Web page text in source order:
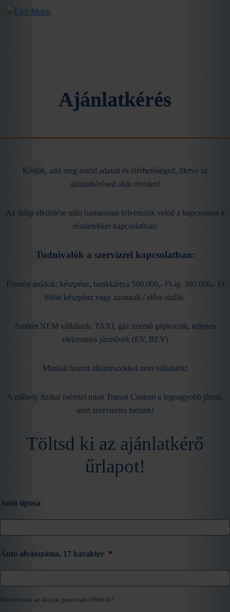
Ajánlatkérés
Kérjük, add meg autód adatait és elérhetőséged, illetve az
ajánlatkérésed okát röviden!
Az űrlap elküldése után hamarosan felvesszük veled a kapcsolatot a
részletekkel kapcsolatban!
Tudnivalók a szervizzel kapcsolatban:
Fizetési módok: készpénz, bankkártya 500.000,- Ft-ig. 500.000,- Ft
fölött készpénz vagy azonnali / előre utalás.
Amiket NEM vállalunk: TAXI, gáz üzemű gépkocsik, teljesen
elektromos járművek (EV, BEV)
Munkát hozott alkatrészekkel nem vállalunk!
A műhely fizikai méretei miatt Transit Custom a legnagyobb jármű,
amit szervizelni tudunk!
Töltsd ki az ajánlatkérő
űrlapot!
Autó típusa
Autó alvázszáma, 17 karakter *
Mindennek az alapja, pontosan töltds ki!